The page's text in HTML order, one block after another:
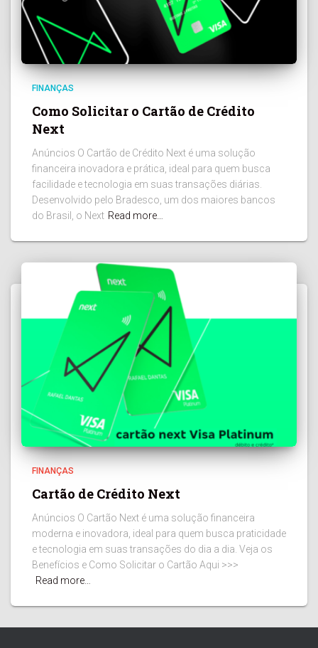
FINANÇAS
Como Solicitar o Cartão de Crédito
Next
Anúncios O Cartão de Crédito Next é uma solução
financeira inovadora e prática, ideal para quem busca
facilidade e tecnologia em suas transações diárias.
Desenvolvido pelo Bradesco, um dos maiores bancos
do Brasil, o Next Read more…
FINANÇAS
Cartão de Crédito Next
Anúncios O Cartão Next é uma solução financeira
moderna e inovadora, ideal para quem busca praticidade
e tecnologia em suas transações do dia a dia. Veja os
Benefícios e Como Solicitar o Cartão Aqui >>>
Read more…